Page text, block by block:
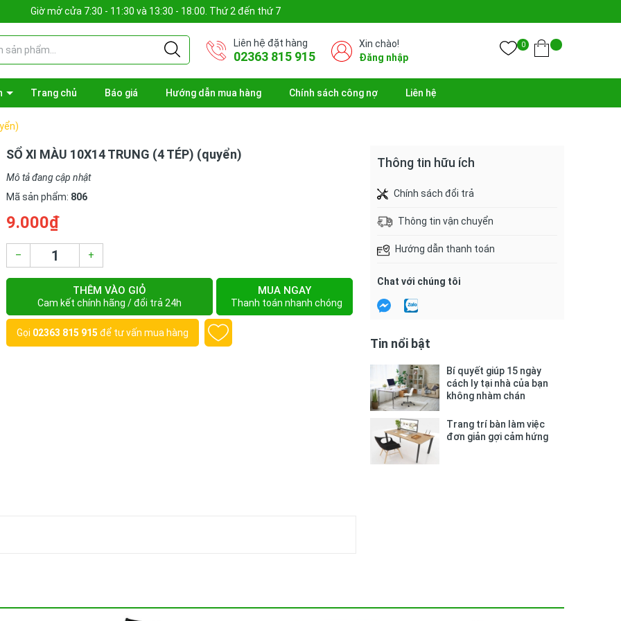
Giờ mở cửa 7:30 - 11:30 và 13:30 - 18:00. Thứ 2 đến thứ 7
Liên hệ đặt hàng
02363 815 915
Xin chào!
Đăng nhập
0
Trang chủ Báo giá Hướng dẫn mua hàng Chính sách công nợ Liên hệ
SỔ XI MÀU 10X14 TRUNG (4 TÉP) (quyển)
Mô tả đang cập nhật
Mã sản phẩm: 806
9.000₫
– +
THÊM VÀO GIỎ
Cam kết chính hãng / đổi trả 24h
MUA NGAY
Thanh toán nhanh chóng
Gọi 02363 815 915 để tư vấn mua hàng
Thông tin hữu ích
Chính sách đổi trả
Thông tin vận chuyển
Hướng dẫn thanh toán
Chat với chúng tôi
Tin nổi bật
Bí quyết giúp 15 ngày
cách ly tại nhà của bạn
không nhàm chán
Trang trí bàn làm việc
đơn giản gợi cảm hứng